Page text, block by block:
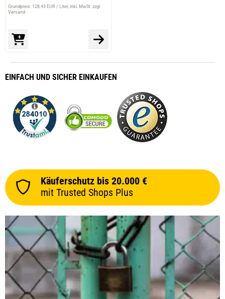
Grundpreis: 128,43 EUR / Liter inkl. MwSt. zzgl.
Versand
EINFACH UND SICHER EINKAUFEN
Käuferschutz bis 20.000 €
mit Trusted Shops Plus